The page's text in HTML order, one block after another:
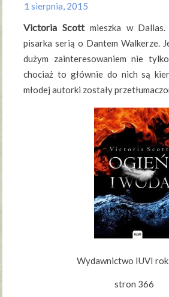
1 sierpnia, 2015
Victoria Scottmieszka w Dallas.
pisarka serią o Dantem Walkerze.
dużym zainteresowaniem nie
chociaż to głównie do nich są
młodej autorki zostały
Wydawnictwo IUVI
stron 366